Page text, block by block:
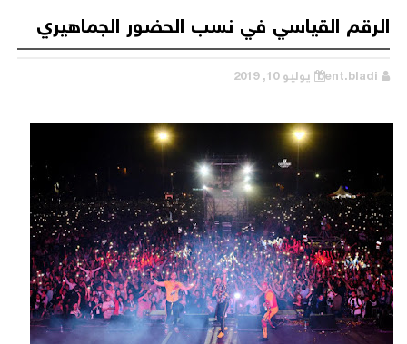
الرقم القياسي في نسب الحضور الجماهيري
bent.bladi يوليو 10, 2019